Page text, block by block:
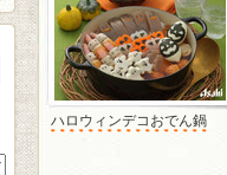
ハロウィンデコおでん鍋